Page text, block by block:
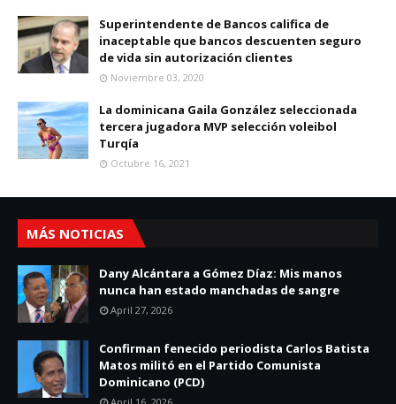
Superintendente de Bancos califica de
inaceptable que bancos descuenten seguro
de vida sin autorización clientes
Noviembre 03, 2020
La dominicana Gaila González seleccionada
tercera jugadora MVP selección voleibol
Turqía
Octubre 16, 2021
MÁS NOTICIAS
Dany Alcántara a Gómez Díaz: Mis manos
nunca han estado manchadas de sangre
April 27, 2026
Confirman fenecido periodista Carlos Batista
Matos militó en el Partido Comunista
Dominicano (PCD)